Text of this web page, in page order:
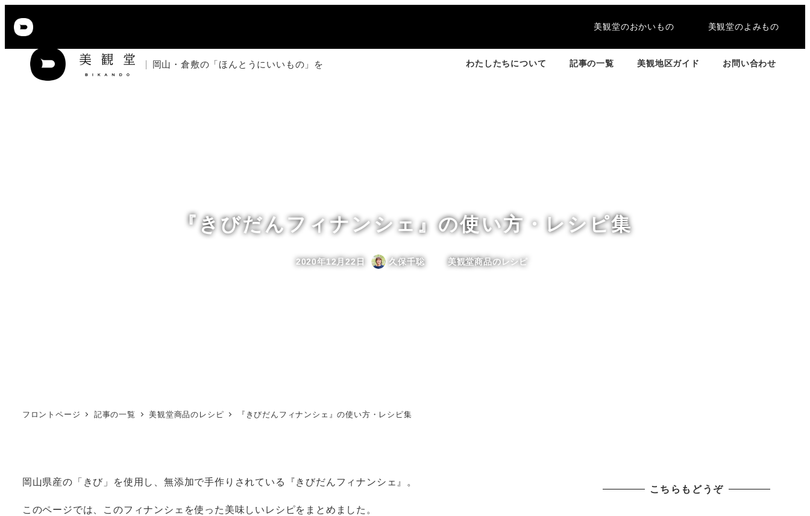
イ
ン
美観堂のおかいもの 美観堂のよみもの
岡山・倉敷の「ほんとうにいいもの」を わたしたちについて 記事の一覧 美観地区ガイド お問い合わせ
『きびだんフィナンシェ』の使い方・レシピ集
投稿日
2020年12月22日
著
久保千聡 カテゴリー
美観堂商品のレシピ
フロントページ 記事の一覧 美観堂商品のレシピ 『きびだんフィナンシェ』の使い方・レシピ集
岡山県産の「きび」を使用し、無添加で手作りされている『きびだんフィナンシェ』。
このページでは、このフィナンシェを使った美味しいレシピをまとめました。
こちらもどうぞ